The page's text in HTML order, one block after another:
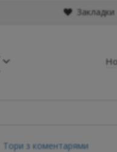
Закладки
Тори з коментарями